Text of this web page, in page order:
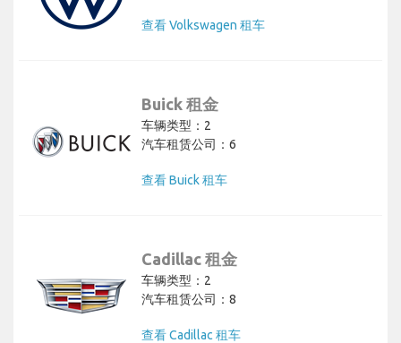
查看 Volkswagen 租车
Buick 租金
车辆类型：2
汽车租赁公司：6
查看 Buick 租车
Cadillac 租金
车辆类型：2
汽车租赁公司：8
查看 Cadillac 租车